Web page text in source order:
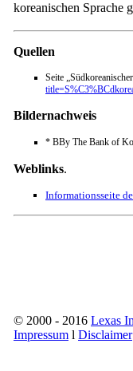
koreanischen Sprache
Quellen
Seite
Bildernachweis
* BBy The Bank of
Weblinks.
Informationsseite
© 2000 - 2016 Lexas
Impressum l Disclaimer